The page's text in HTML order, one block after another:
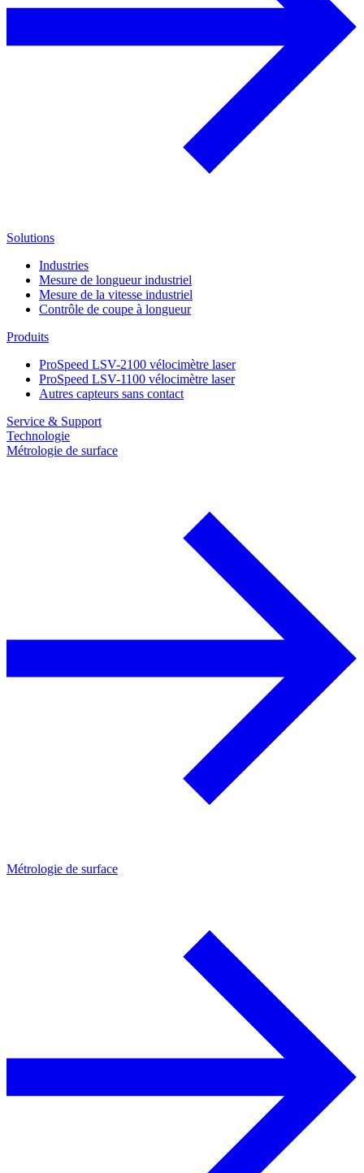
Solutions
Industries
Mesure de longueur industriel
Mesure de la vitesse industriel
Contrôle de coupe à longueur
Produits
ProSpeed LSV-2100 vélocimètre laser
ProSpeed LSV-1100 vélocimètre laser
Autres capteurs sans contact
Service & Support
Technologie
Métrologie de surface
Métrologie de surface